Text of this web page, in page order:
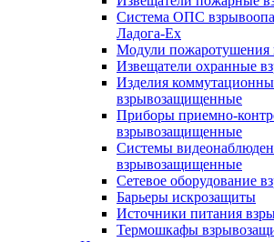
Система ОПС
Ладога-Ex
Модули
Извещатели охранные
Изделия
взрывозащищенные
Приборы приемно-
взрывозащищенные
Системы
взрывозащищенные
Сетевое оборудование
Барьеры искрозащиты
Источники питания
Термошкафы